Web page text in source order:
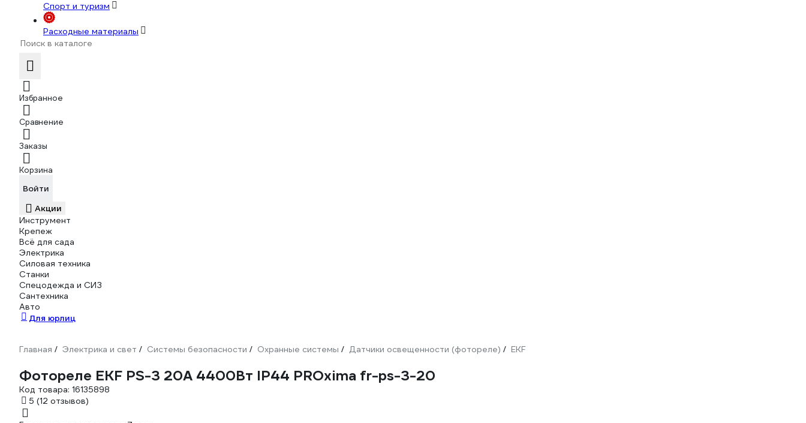
Спорт и туризм
Расходные материалы
Избранное
Сравнение
Заказы
Корзина
Войти
Акции
Инструмент
Крепеж
Всё для сада
Электрика
Силовая техника
Станки
Спецодежда и СИЗ
Сантехника
Авто
Для юрлиц
Главная / Электрика и свет / Системы безопасности / Охранные системы / Датчики освещенности (фотореле) / EKF
Фотореле EKF PS-3 20А 4400Вт IP44 PROxima fr-ps-3-20
Код товара: 16135898
5 (12 отзывов)